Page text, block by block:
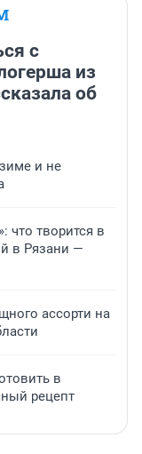
с
из
об
и не
что творится в
в Рязани —
ассорти на
в
рецепт